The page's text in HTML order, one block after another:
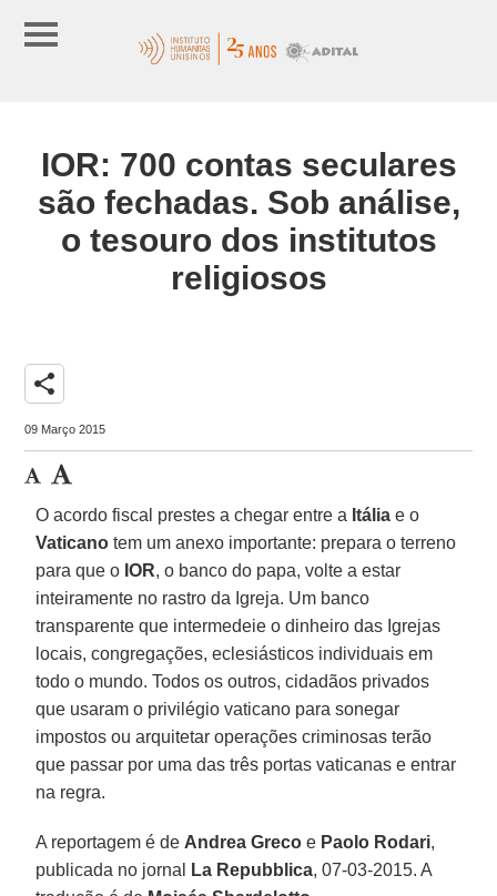
IOR: 700 contas seculares
são fechadas. Sob análise,
o tesouro dos institutos
religiosos
share
09 Março 2015
O acordo fiscal prestes a chegar entre a Itália e o
Vaticano tem um anexo importante: prepara o terreno
para que o IOR, o banco do papa, volte a estar
inteiramente no rastro da Igreja. Um banco
transparente que intermedeie o dinheiro das Igrejas
locais, congregações, eclesiásticos individuais em
todo o mundo. Todos os outros, cidadãos privados
que usaram o privilégio vaticano para sonegar
impostos ou arquitetar operações criminosas terão
que passar por uma das três portas vaticanas e entrar
na regra.
A reportagem é de Andrea Greco e Paolo Rodari,
publicada no jornal
La Repubblica, 07-03-2015. A